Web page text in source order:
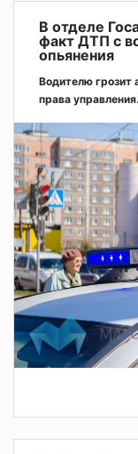
В отделе
факт ДТП с
опьянения
Водителю
права управления.